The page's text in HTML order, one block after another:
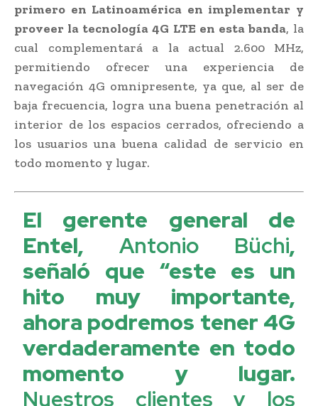
primero en Latinoamérica en implementar y
proveer la tecnología 4G LTE en esta banda, la
cual complementará a la actual 2.600 MHz,
permitiendo ofrecer una experiencia de
navegación 4G omnipresente, ya que, al ser de
baja frecuencia, logra una buena penetración al
interior de los espacios cerrados, ofreciendo a
los usuarios una buena calidad de servicio en
todo momento y lugar.
El gerente general de
Entel, Antonio Büchi,
señaló que “este es un
hito muy importante,
ahora podremos tener 4G
verdaderamente en todo
momento y lugar.
Nuestros clientes y los